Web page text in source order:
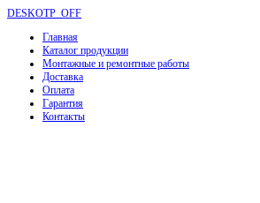
DESKOTP_OFF
Главная
Каталог продукции
Монтажные и ремонтные работы
Доставка
Оплата
Гарантия
Контакты